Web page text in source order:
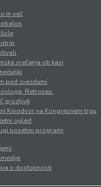
in več
srečanja ob kavi
pod zvezdami
Retrosex.
grozljivk
Kinodvor na Kongresnem trgu
ogled
posebni programi
o dostopnosti